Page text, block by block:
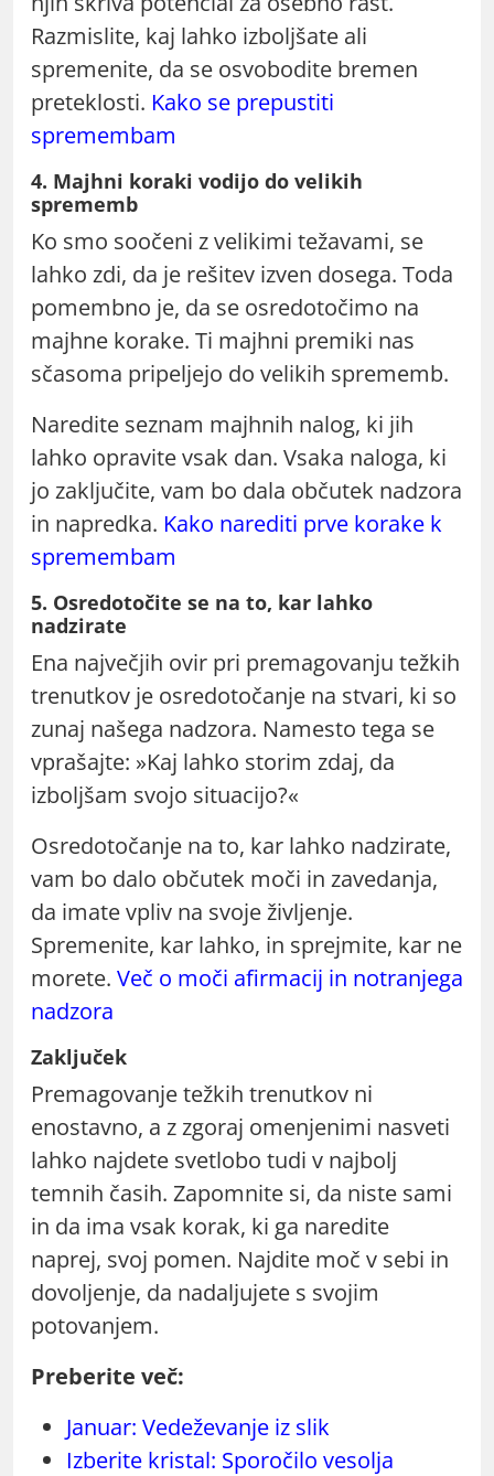
Razmislite, kaj lahko izboljšate ali
spremenite, da se osvobodite bremen
preteklosti. Kako se prepustiti
spremembam
4. Majhni koraki vodijo do velikih
sprememb
Ko smo soočeni z velikimi težavami, se
lahko zdi, da je rešitev izven dosega. Toda
pomembno je, da se osredotočimo na
majhne korake. Ti majhni premiki nas
sčasoma pripeljejo do velikih sprememb.
Naredite seznam majhnih nalog, ki jih
lahko opravite vsak dan. Vsaka naloga, ki
jo zaključite, vam bo dala občutek nadzora
in napredka. Kako narediti prve korake k
spremembam
5. Osredotočite se na to, kar lahko
nadzirate
Ena največjih ovir pri premagovanju težkih
trenutkov je osredotočanje na stvari, ki so
zunaj našega nadzora. Namesto tega se
vprašajte: »Kaj lahko storim zdaj, da
izboljšam svojo situacijo?«
Osredotočanje na to, kar lahko nadzirate,
vam bo dalo občutek moči in zavedanja,
da imate vpliv na svoje življenje.
Spremenite, kar lahko, in sprejmite, kar ne
morete. Več o moči afirmacij in notranjega
nadzora
Zaključek
Premagovanje težkih trenutkov ni
enostavno, a z zgoraj omenjenimi nasveti
lahko najdete svetlobo tudi v najbolj
temnih časih. Zapomnite si, da niste sami
in da ima vsak korak, ki ga naredite
naprej, svoj pomen. Najdite moč v sebi in
dovoljenje, da nadaljujete s svojim
potovanjem.
Preberite več:
Januar: Vedeževanje iz slik
Izberite kristal: Sporočilo vesolja